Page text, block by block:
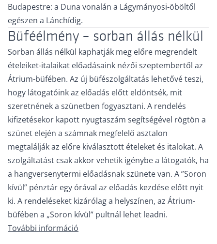
Budapestre: a Duna vonalán a Lágymányosi-öböltől
egészen a Lánchídig.
Büféélmény – sorban állás nélkül
Sorban állás nélkül kaphatják meg előre megrendelt
ételeiket-italaikat előadásaink nézői szeptembertől az
Átrium-büfében. Az új büfészolgáltatás lehetővé teszi,
hogy látogatóink az előadás előtt eldöntsék, mit
szeretnének a szünetben fogyasztani. A rendelés
kifizetésekor kapott nyugtaszám segítségével rögtön a
szünet elején a számnak megfelelő asztalon
megtalálják az előre kiválasztott ételeket és italokat. A
szolgáltatást csak akkor vehetik igénybe a látogatók, ha
a hangversenytermi előadásnak szünete van. A ”Soron
kívül” pénztár egy órával az előadás kezdése előtt nyit
ki. A rendeléseket kizárólag a helyszínen, az Átrium-
büfében a „Soron kívül” pultnál lehet leadni.
További információ